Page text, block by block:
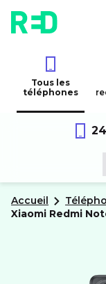
Tous les
téléphones
Accueil
xiaomi Redmi